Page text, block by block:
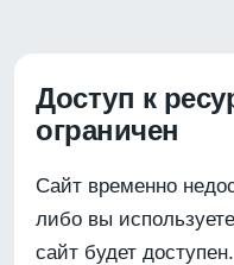
Доступ к
ограничен
Сайт временно
либо вы
сайт будет доступен.